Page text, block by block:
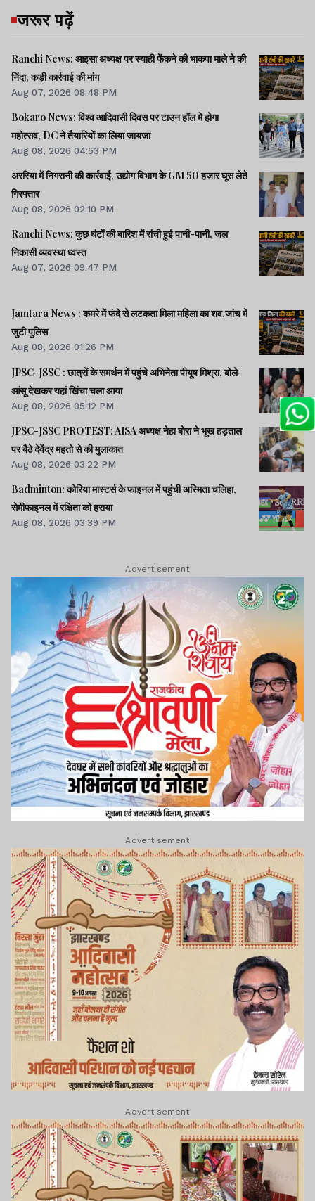
जरूर पढ़ें
Ranchi News: आइसा अध्यक्ष पर स्याही फेंकने की भाकपा माले ने की
निंदा, कड़ी कार्रवाई की मांग
Aug 07, 2026 08:48 PM
Bokaro News: विश्व आदिवासी दिवस पर टाउन हॉल में होगा
महोत्सव, DC ने तैयारियों का लिया जायजा
Aug 08, 2026 04:53 PM
अररिया में निगरानी की कार्रवाई, उद्योग विभाग के GM 50 हजार घूस लेते
गिरफ्तार
Aug 08, 2026 02:10 PM
Ranchi News: कुछ घंटों की बारिश में रांची हुई पानी-पानी, जल
निकासी व्यवस्था ध्वस्त
Aug 07, 2026 09:47 PM
Jamtara News : कमरे में फंदे से लटकता मिला महिला का शव,जांच में
जुटी पुलिस
Aug 08, 2026 01:26 PM
JPSC-JSSC : छात्रों के समर्थन में पहुंचे अभिनेता पीयूष मिश्रा, बोले-
आंसू देखकर यहां खिंचा चला आया
Aug 08, 2026 05:12 PM
JPSC-JSSC PROTEST: AISA अध्यक्ष नेहा बोरा ने भूख हड़ताल
पर बैठे देवेंद्र महतो से की मुलाकात
Aug 08, 2026 03:22 PM
Badminton: कोरिया मास्टर्स के फाइनल में पहुंची अस्मिता चलिहा,
सेमीफाइनल में रक्षिता को हराया
Aug 08, 2026 03:39 PM
Advertisement
Advertisement
Advertisement